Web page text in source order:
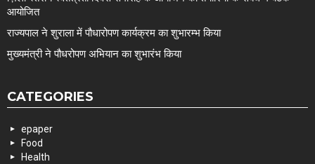
आयोजित
राज्यपाल ने शुराला में पौधारोपण कार्यक्रम का शुभारम्भ किया
मुख्यमंत्री ने पौधरोपण अभियान का शुभारंभ किया
CATEGORIES
epaper
Food
Health